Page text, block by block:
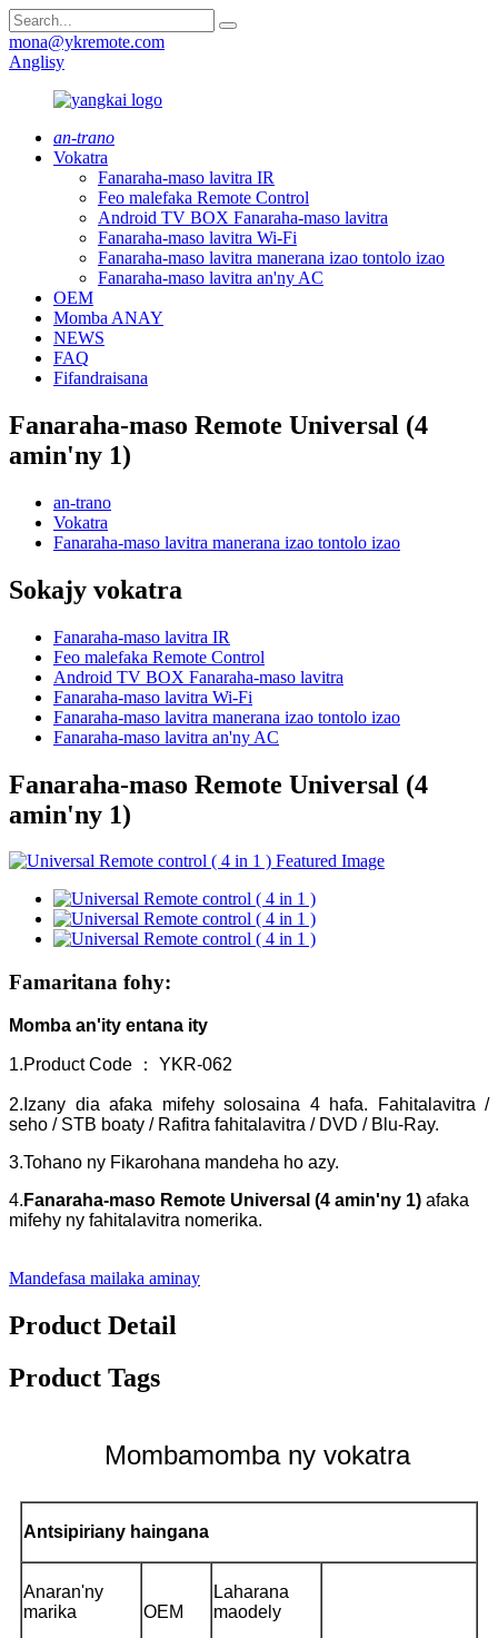
mona@ykremote.com
Anglisy
an-trano
Vokatra
Fanaraha-maso lavitra IR
Feo malefaka Remote Control
Android TV BOX Fanaraha-maso lavitra
Fanaraha-maso lavitra Wi-Fi
Fanaraha-maso lavitra manerana izao tontolo izao
Fanaraha-maso lavitra an'ny AC
OEM
Momba ANAY
NEWS
FAQ
Fifandraisana
Fanaraha-maso Remote Universal (4
amin'ny 1)
an-trano
Vokatra
Fanaraha-maso lavitra manerana izao tontolo izao
Sokajy vokatra
Fanaraha-maso lavitra IR
Feo malefaka Remote Control
Android TV BOX Fanaraha-maso lavitra
Fanaraha-maso lavitra Wi-Fi
Fanaraha-maso lavitra manerana izao tontolo izao
Fanaraha-maso lavitra an'ny AC
Fanaraha-maso Remote Universal (4
amin'ny 1)
Famaritana fohy:
Momba an'ity entana ity
1.Product Code ： YKR-062
2.Izany dia afaka mifehy solosaina 4 hafa. Fahitalavitra /
seho / STB boaty / Rafitra fahitalavitra / DVD / Blu-Ray.
3.Tohano ny Fikarohana mandeha ho azy.
4. Fanaraha-maso Remote Universal (4 amin'ny 1) afaka
mifehy ny fahitalavitra nomerika.
Mandefasa mailaka aminay
Product Detail
Product Tags
Mombamomba ny vokatra
Antsipiriany haingana
Anaran'ny
marika
OEM
Laharana
maodely